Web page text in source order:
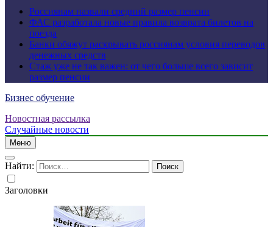
Россиянам назвали средний размер пенсии
ФАС разработала новые правила возврата билетов на
поезда
Банки обяжут раскрывать россиянам условия переводов
денежных средств
Стаж уже не так важен: от чего больше всего зависит
размер пенсии
Бизнес обучение
Новостная рассылка
Случайные новости
Меню
Найти:
Заголовки